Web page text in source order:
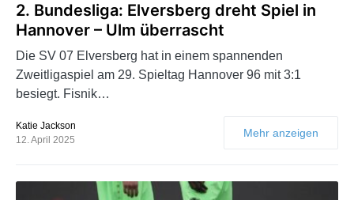
2. Bundesliga: Elversberg dreht Spiel in
Hannover – Ulm überrascht
Die SV 07 Elversberg hat in einem spannenden
Zweitligaspiel am 29. Spieltag Hannover 96 mit 3:1
besiegt. Fisnik…
Katie Jackson
12. April 2025
Mehr anzeigen